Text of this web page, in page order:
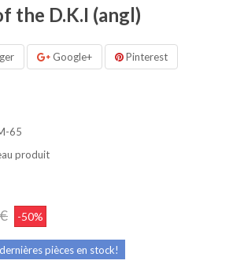
the D.K.I (angl)
Google+ Pinterest
65
produit
-50%
pièces en stock!